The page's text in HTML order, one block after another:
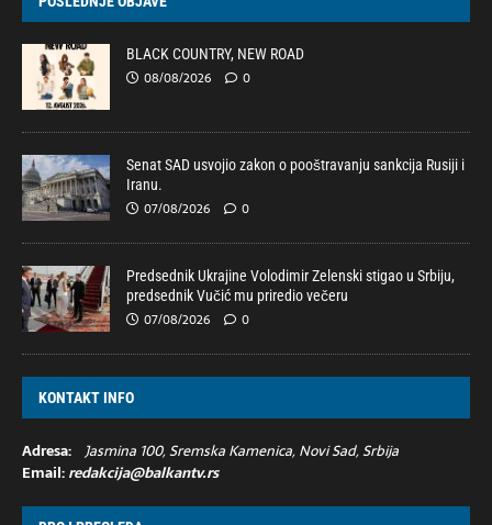
BLACK COUNTRY, NEW ROAD
08/08/2026 0
Senat SAD usvojio zakon o pooštravanju sankcija Rusiji i
Iranu.
07/08/2026 0
Predsednik Ukrajine Volodimir Zelenski stigao u Srbiju,
predsednik Vučić mu priredio večeru
07/08/2026 0
KONTAKT INFO
Adresa: Jasmina 100, Sremska Kamenica, Novi Sad, Srbija
Email:redakcija@balkantv.rs